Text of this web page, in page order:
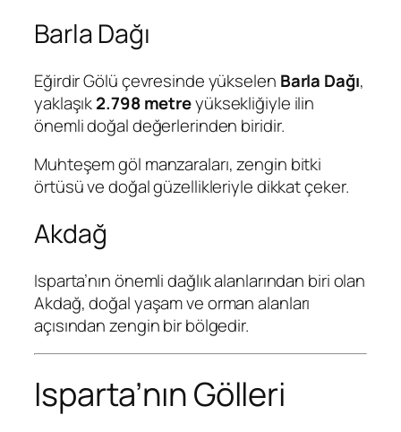
Barla Dağı
Eğirdir Gölü çevresinde yükselen Barla Dağı,
yaklaşık2.798 metreyüksekliğiyle ilin
önemli doğal değerlerinden biridir.
Muhteşem göl manzaraları, zengin bitki
örtüsü ve doğal güzellikleriyle dikkat çeker.
Akdağ
Isparta’nın önemli dağlık alanlarından biri olan
Akdağ, doğal yaşam ve orman alanları
açısından zengin bir bölgedir.
Isparta’nın Gölleri